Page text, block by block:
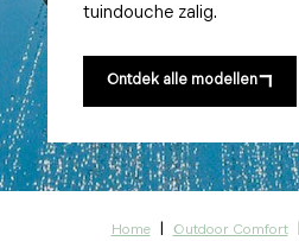
tuindouche zalig.
Ontdek alle modellen
Home | Outdoor Comfort